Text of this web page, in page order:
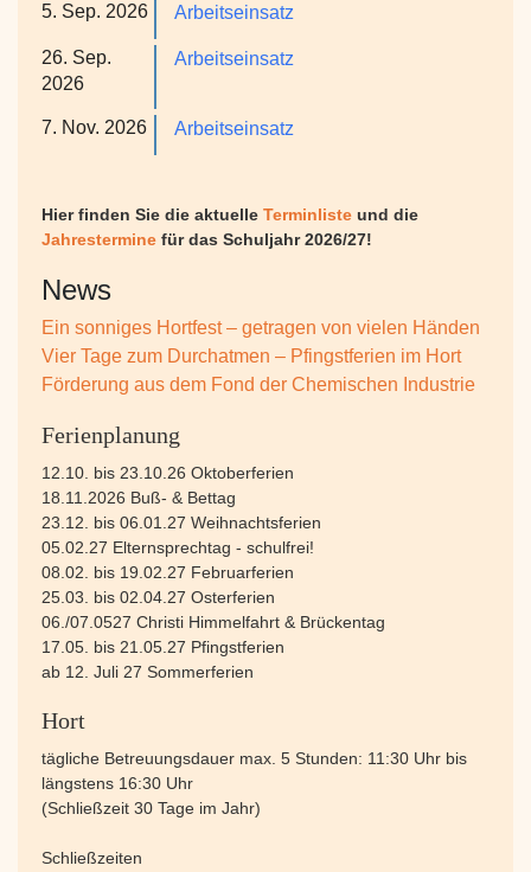
5. Sep. 2026 Arbeitseinsatz
26. Sep.
2026
Arbeitseinsatz
7. Nov. 2026 Arbeitseinsatz
Hier finden Sie die aktuelle Terminliste und die
Jahrestermine für das Schuljahr 2026/27!
News
Ein sonniges Hortfest – getragen von vielen Händen
Vier Tage zum Durchatmen – Pfingstferien im Hort
Förderung aus dem Fond der Chemischen Industrie
Ferienplanung
12.10. bis 23.10.26 Oktoberferien
18.11.2026 Buß- & Bettag
23.12. bis 06.01.27 Weihnachtsferien
05.02.27 Elternsprechtag - schulfrei!
08.02. bis 19.02.27 Februarferien
25.03. bis 02.04.27 Osterferien
06./07.0527 Christi Himmelfahrt & Brückentag
17.05. bis 21.05.27 Pfingstferien
ab 12. Juli 27 Sommerferien
Hort
tägliche Betreuungsdauer max. 5 Stunden: 11:30 Uhr bis
längstens 16:30 Uhr
(Schließzeit 30 Tage im Jahr)
Schließzeiten